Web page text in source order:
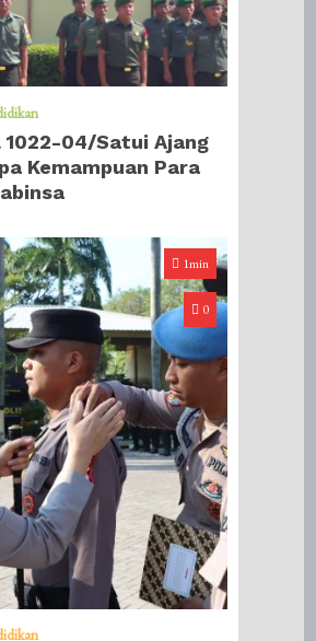
1022-04/Satui Ajang
Kemampuan Para
1min
0